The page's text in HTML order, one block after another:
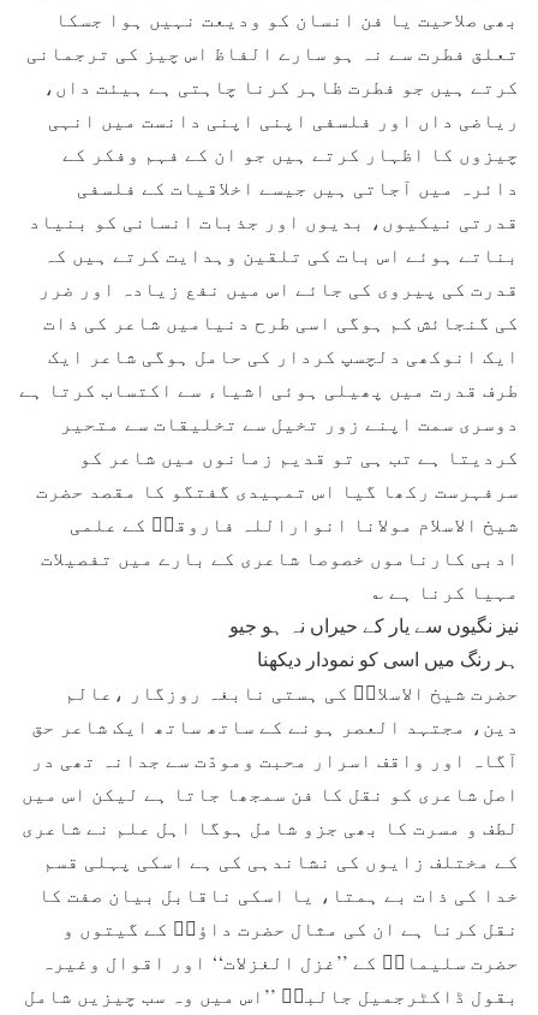
بھی صلاحیت یا فن انسان کو ودیعت نہیں ہوا جسکا
تعلق فطرت سے نہ ہو سارے الفاظ اس چیز کی ترجمانی
کرتے ہیں جو فطرت ظاہر کرنا چاہتی ہے ہیئت داں،
ریاضی داں اور فلسفی اپنی اپنی دانست میں انہی
چیزوں کا اظہار کرتے ہیں جو ان کے فہم وفکر کے
دائرہ میں آجاتی ہیں جیسے اخلاقیات کے فلسفی
قدرتی نیکیوں، بدیوں اور جذبات انسانی کو بنیاد
بناتے ہوئے اس بات کی تلقین وہدایت کرتے ہیں کہ
قدرت کی پیروی کی جائے اس میں نفع زیادہ اور ضرر
کی گنجائش کم ہوگی اسی طرح دنیامیں شاعر کی ذات
ایک انوکھی دلچسپ کردار کی حامل ہوگی شاعر ایک
طرف قدرت میں پھیلی ہوئی اشیاء سے اکتساب کرتا ہے
دوسری سمت اپنے زور تخیل سے تخلیقات سے متحیر
کردیتا ہے تب ہی تو قدیم زمانوں میں شاعر کو
سرفہرست رکھا گیا اس تمہیدی گفتگو کا مقصد حضرت
شیخ الاسلام مولانا انواراللہ فاروقیؒ کے علمی
ادبی کارناموں خصوصا شاعری کے بارے میں تفصیلات
مہیا کرنا ہے ؎
نیز نگیوں سے یار کے حیراں نہ ہو جیو
ہر رنگ میں اسی کو نمودار دیکھنا
حضرت شیخ الاسلامؒ کی ہستی نابغہ روزگار ،عالم
دین، مجتہد العصر ہونے کے ساتھ ساتھ ایک شاعر حق
آگاہ اور واقف اسرار محبت ومودّت سے جدانہ تھی در
اصل شاعری کو نقل کا فن سمجھا جاتا ہے لیکن اس میں
لطف و مسرت کا بھی جزو شامل ہوگا اہل علم نے شاعری
کے مختلف زایوں کی نشاندہی کی ہے اسکی پہلی قسم
خدا کی ذات بے ہمتا، یا اسکی ناقابل بیان صفت کا
نقل کرنا ہے ان کی مثال حضرت داؤدؑ کے گیتوں و
حضرت سلیمانؑ کے ’’غزل الغزلات‘‘ اور اقوال وغیرہ
بقول ڈاکٹرجمیل جالبیؔ ’’اس میں وہ سب چیزیں شامل